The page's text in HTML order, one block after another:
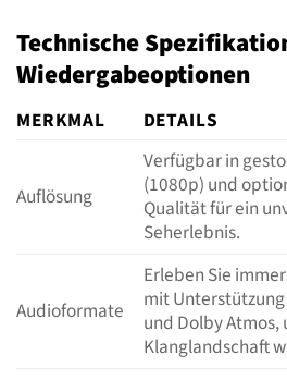
Technische
Wiedergabeoptionen
MERKMAL DETAILS
Auflösung
Verfügbar in
(1080p) und
Qualität für ein
Seherlebnis.
Audioformate
Erleben Sie
mit
und Dolby
Klanglandschaft